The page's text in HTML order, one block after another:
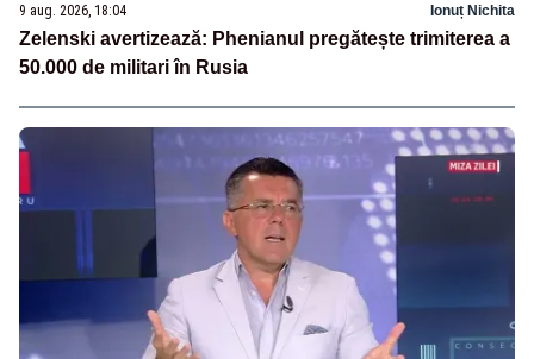
9 aug. 2026, 18:04 Ionuț Nichita
Zelenski avertizează: Phenianul pregătește trimiterea a
50.000 de militari în Rusia